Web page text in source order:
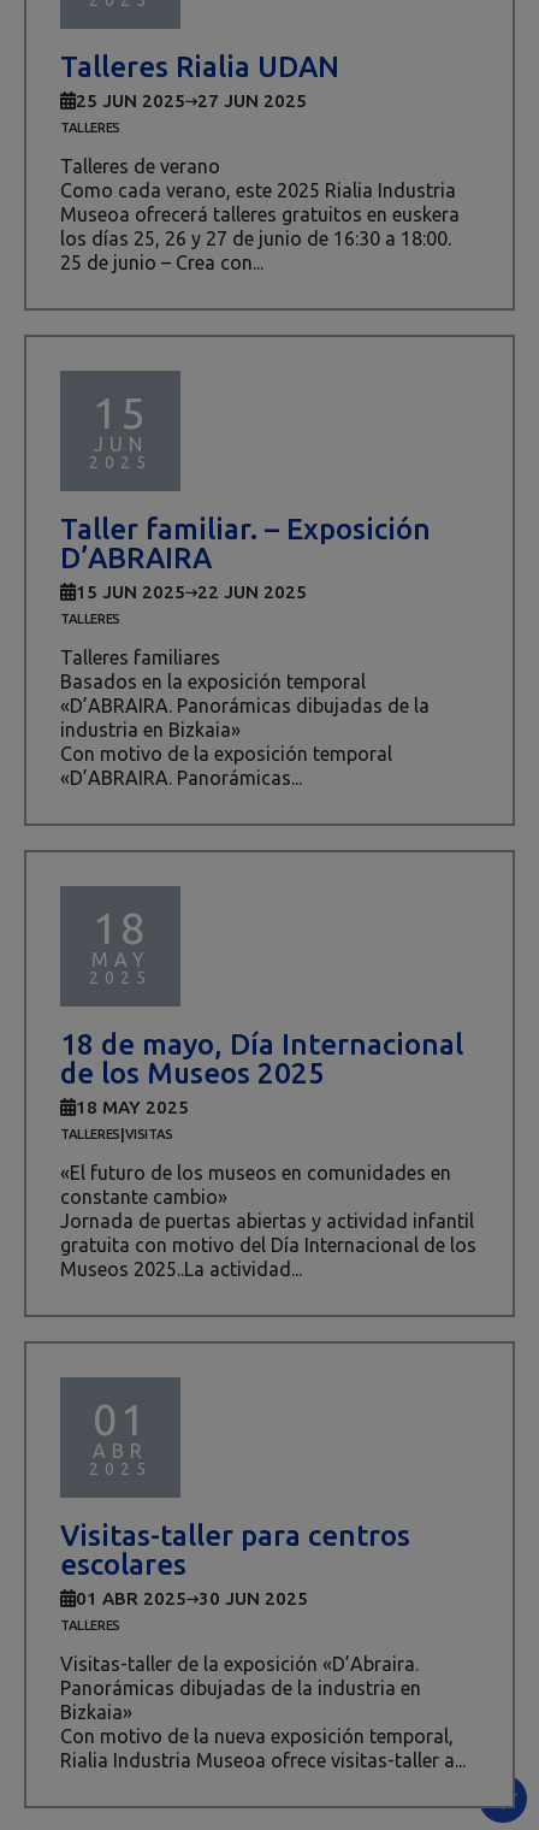
Talleres Rialia UDAN
25 JUN 2025 27 JUN 2025
TALLERES
Talleres de verano
Como cada verano, este 2025 Rialia Industria
Museoa ofrecerá talleres gratuitos en euskera
los días 25, 26 y 27 de junio de 16:30 a 18:00.
25 de junio – Crea con...
15
JUN
2025
Taller familiar. – Exposición
D’ABRAIRA
15 JUN 2025 22 JUN 2025
TALLERES
Talleres familiares
Basados en la exposición temporal
«D’ABRAIRA. Panorámicas dibujadas de la
industria en Bizkaia»
Con motivo de la exposición temporal
«D’ABRAIRA. Panorámicas...
18
MAY
2025
18 de mayo, Día Internacional
de los Museos 2025
18 MAY 2025
TALLERES|VISITAS
«El futuro de los museos en comunidades en
constante cambio»
Jornada de puertas abiertas y actividad infantil
gratuita con motivo del Día Internacional de los
Museos 2025..La actividad...
01
ABR
2025
Visitas-taller para centros
escolares
01 ABR 2025 30 JUN 2025
TALLERES
Visitas-taller de la exposición «D’Abraira.
Panorámicas dibujadas de la industria en
Bizkaia»
Con motivo de la nueva exposición temporal,
Rialia Industria Museoa ofrece visitas-taller a...